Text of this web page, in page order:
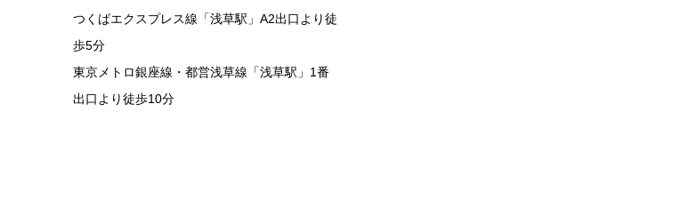
つくばエクスプレス線「浅草駅」A2出口より徒
歩5分
東京メトロ銀座線・都営浅草線「浅草駅」1番
出口より徒歩10分